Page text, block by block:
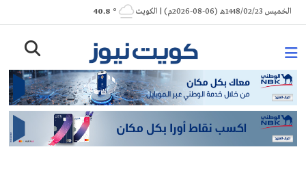
Skip
to
الخميس 1448/02/23هـ (06-08-2026م) | الكويت ° 40.8